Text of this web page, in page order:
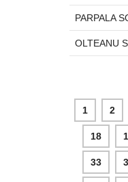
PARPALA
OLTEANU
1 2
18
33